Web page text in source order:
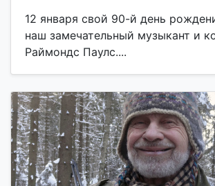
12 января свой 90-й день
наш замечательный музыкант и
Раймондс Паулс....